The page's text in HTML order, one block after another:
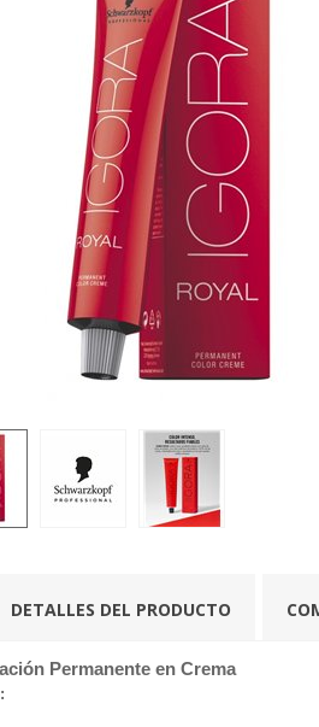
DETALLES DEL PRODUCTO
Permanente en Crema